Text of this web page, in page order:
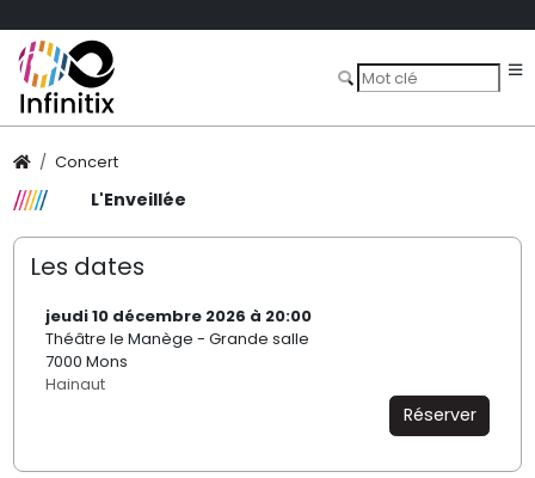
Concert
L'Enveillée
Les dates
jeudi 10 décembre 2026 à 20:00
Théâtre le Manège - Grande salle
7000 Mons
Hainaut
Réserver